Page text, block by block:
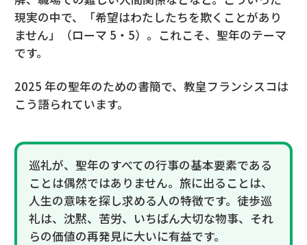
現実の中で、「希望はわたしたちを欺くことがあり
ません」（ローマ 5・5）。これこそ、聖年のテーマ
です。
2025 年の聖年のための書簡で、教皇フランシスコは
こう語られています。
巡礼が、聖年のすべての行事の基本要素である
ことは偶然ではありません。旅に出ることは、
人生の意味を探し求める人の特徴です。徒歩巡
礼は、沈黙、苦労、いちばん大切な物事、それ
らの価値の再発見に大いに有益です。